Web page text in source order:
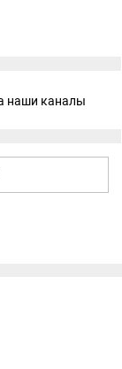
наши каналы